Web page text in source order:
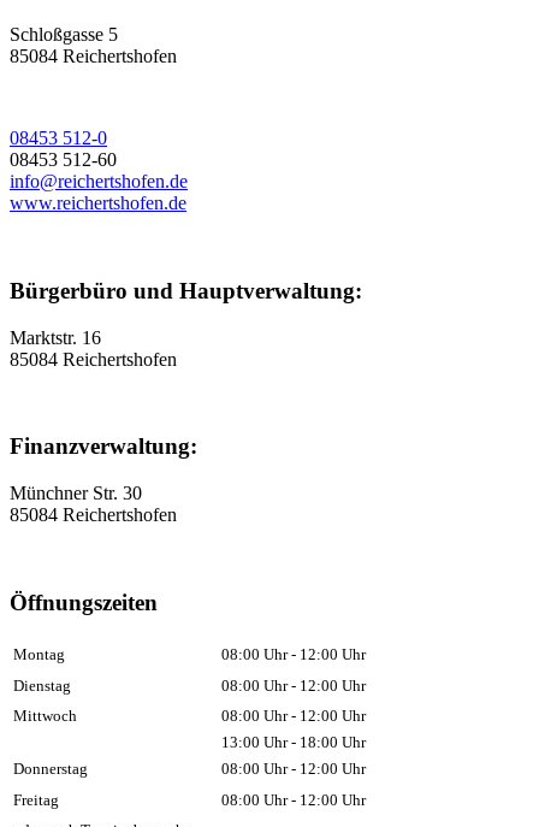
Schloßgasse 5
85084 Reichertshofen
08453 512-0
08453 512-60
info@reichertshofen.de
www.reichertshofen.de
Bürgerbüro und Hauptverwaltung:
Marktstr. 16
85084 Reichertshofen
Finanzverwaltung:
Münchner Str. 30
85084 Reichertshofen
Öffnungszeiten
Montag
08:00 Uhr - 12:00 Uhr
Dienstag
08:00 Uhr - 12:00 Uhr
Mittwoch
08:00 Uhr - 12:00 Uhr
13:00 Uhr - 18:00 Uhr
Donnerstag
08:00 Uhr - 12:00 Uhr
Freitag
08:00 Uhr - 12:00 Uhr